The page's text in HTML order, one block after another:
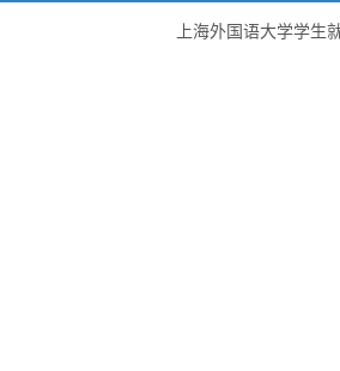
上海外国语大学学生